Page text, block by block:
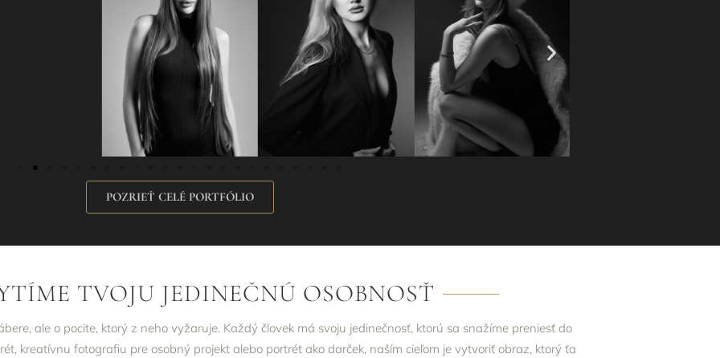
POZRIEŤ CELÉ PORTFÓLIO
TVOJU JEDINEČNÚ OSOBNOSŤ
ale o pocite, ktorý z neho vyžaruje. Každý človek má svoju jedinečnosť, ktorú sa snažíme preniesť do
kreatívnu fotografiu pre osobný projekt alebo portrét ako darček, naším cieľom je vytvoriť obraz, ktorý ťa